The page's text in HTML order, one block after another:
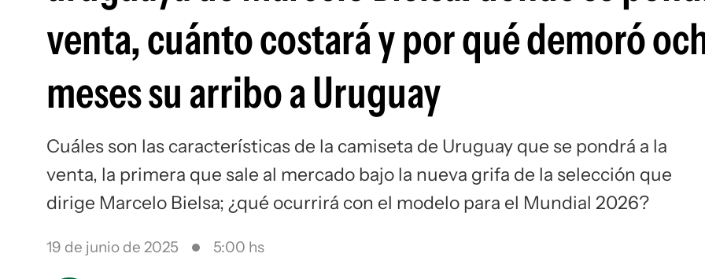
venta, cuánto costará y por qué demoró
meses su arribo a Uruguay
Cuáles son las características de la camiseta de Uruguay que se pondrá a la
venta, la primera que sale al mercado bajo la nueva grifa de la selección que
dirige Marcelo Bielsa; ¿qué ocurrirá con el modelo para el Mundial 2026?
19 de junio de 2025 5:00 hs